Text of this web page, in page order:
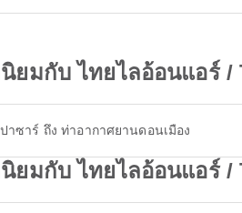
นิยมกับ ไทยไลอ้อนแอร์
าซาร์ ถึง ท่าอากาศยานดอนเมือง
ยมกับ ไทยไลอ้อนแอร์